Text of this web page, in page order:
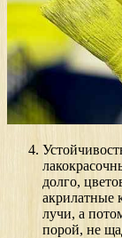
долго,
акрилатные
лучи, а
порой, не